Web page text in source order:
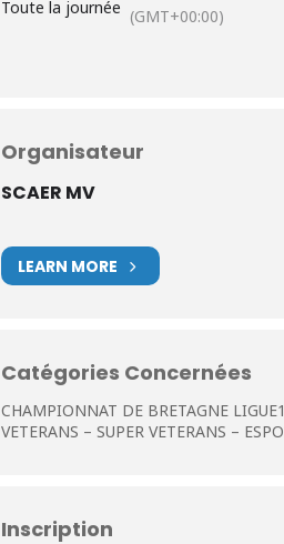
Toute la journée (GMT+00:00)
Organisateur
SCAER MV
LEARN MORE
Catégories Concernées
CHAMPIONNAT DE BRETAGNE
VETERANS – SUPER VETERANS –
Inscription